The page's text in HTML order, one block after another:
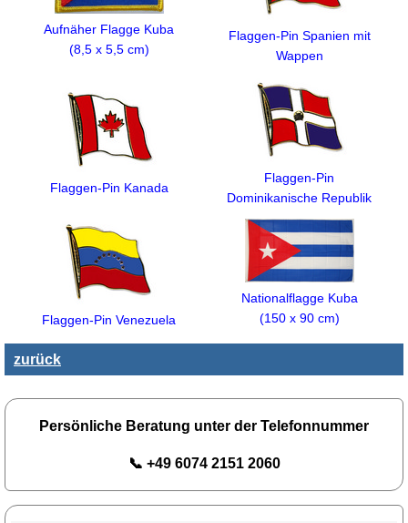
Aufnäher Flagge Kuba
(8,5 x 5,5 cm)
Flaggen-Pin Spanien mit
Wappen
Flaggen-Pin Kanada
Flaggen-Pin
Dominikanische Republik
Flaggen-Pin Venezuela
Nationalflagge Kuba
(150 x 90 cm)
zurück
Persönliche Beratung unter der Telefonnummer
📞 +49 6074 2151 2060